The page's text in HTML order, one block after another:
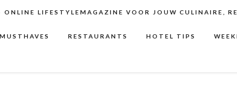
LIFESTYLEMAGAZINE VOOR JOUW CULINAIRE,
MUSTHAVES RESTAURANTS HOTEL TIPS